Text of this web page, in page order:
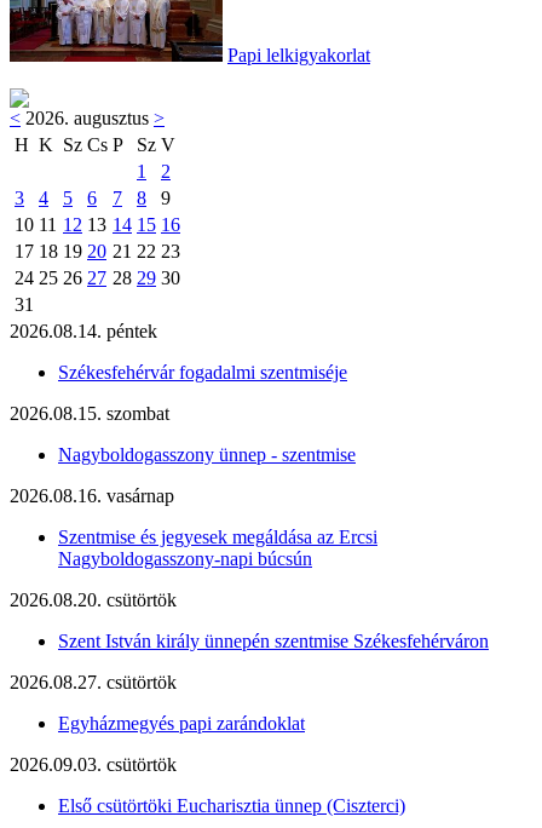
Papi lelkigyakorlat
< 2026. augusztus >
H K Sz Cs P Sz V
1
2
3
4 5 6 7 8
9
10 11 12 13 14 15 16
17 18 19 20 21 22 23
24 25 26 27 28 29 30
31
2026.08.14. péntek
Székesfehérvár fogadalmi szentmiséje
2026.08.15. szombat
Nagyboldogasszony ünnep - szentmise
2026.08.16. vasárnap
Szentmise és jegyesek megáldása az Ercsi
Nagyboldogasszony-napi búcsún
2026.08.20. csütörtök
Szent István király ünnepén szentmise Székesfehérváron
2026.08.27. csütörtök
Egyházmegyés papi zarándoklat
2026.09.03. csütörtök
Első csütörtöki Eucharisztia ünnep (Ciszterci)